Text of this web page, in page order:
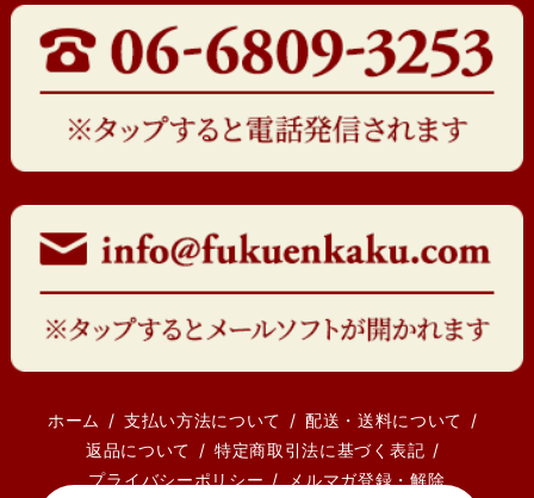
ホーム 支払い方法について
配送・送料について
返品について
特定商取引法に基づく表記
プライバシーポリシー
メルマガ登録・解除